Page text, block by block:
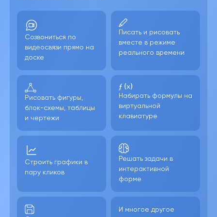
Созвониться по
видеосвязи прямо на
доске
Писать и рисовать
вместе в режиме
реального времени
Рисовать фигуры,
блок-схемы, таблицы
и чертежи
Набирать формулы на
виртуальной
клавиатуре
Строить графики в
пару кликов
Решать задачи в
интерактивной
форме
И многое другое